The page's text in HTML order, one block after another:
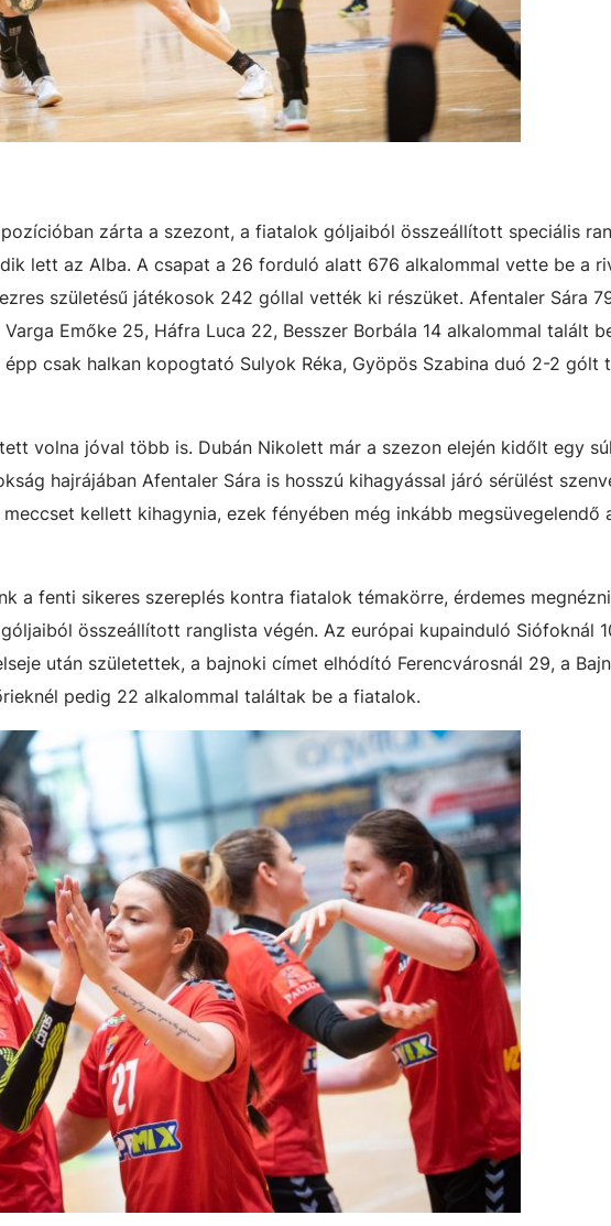
pozícióban zárta a szezont, a fiatalok góljaiból összeállított speciális
lett az Alba. A csapat a 26 forduló alatt 676 alkalommal vette be a
születésű játékosok 242 góllal vették ki részüket. Afentaler Sára
Emőke 25, Háfra Luca 22, Besszer Borbála 14 alkalommal talált
csak halkan kopogtató Sulyok Réka, Gyöpös Szabina duó 2-2 gólt
volna jóval több is. Dubán Nikolett már a szezon elején kidőlt egy
hajrájában Afentaler Sára is hosszú kihagyással járó sérülést
kellett kihagynia, ezek fényében még inkább megsüvegelendő
a fenti sikeres szereplés kontra fiatalok témakörre, érdemes
összeállított ranglista végén. Az európai kupainduló Siófoknál
után születettek, a bajnoki címet elhódító Ferencvárosnál 29, a
pedig 22 alkalommal találtak be a fiatalok.